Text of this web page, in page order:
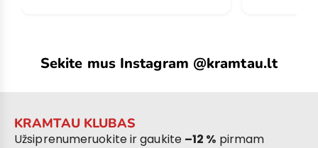
Sekite mus Instagram @kramtau.lt
KRAMTAU KLUBAS
Užsiprenumeruokite ir gaukite –12 % pirmam